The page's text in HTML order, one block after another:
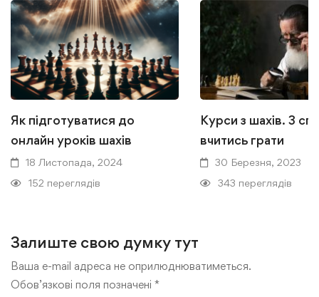
Як підготуватися до
онлайн уроків шахів
18 Листопада, 2024
152 переглядів
Курси з шахів. 3
вчитись грати
30 Березня, 2023
343 переглядів
Залиште свою думку тут
Ваша e-mail адреса не оприлюднюватиметься.
Обов’язкові поля позначені *